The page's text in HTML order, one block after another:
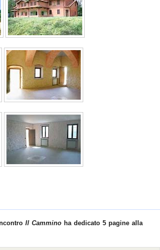
Il Cammino ha dedicato 5 pagine alla